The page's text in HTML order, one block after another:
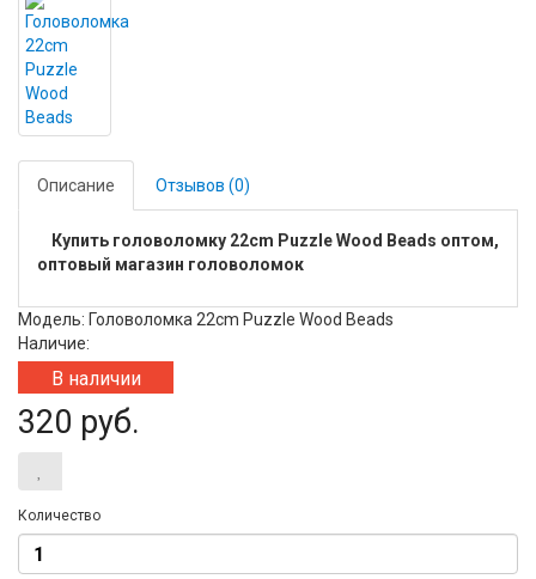
Описание Отзывов (0)
Купить головоломку 22cm Puzzle Wood Beads оптом,
оптовый магазин головоломок
Модель: Головоломка 22cm Puzzle Wood Beads
Наличие:
В наличии
320 руб.
Количество